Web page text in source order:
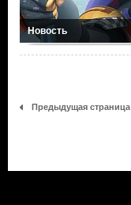
Новость
Предыдущая страница